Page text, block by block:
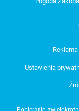
Reklama
Ustawienia
Pobieranie,